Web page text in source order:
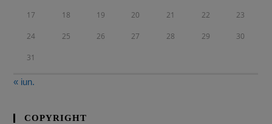
17 18 19 20 21 22 23
24 25 26 27 28 29 30
31
« iun.
COPYRIGHT